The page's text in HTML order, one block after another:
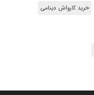
خرید کارواش دینامی